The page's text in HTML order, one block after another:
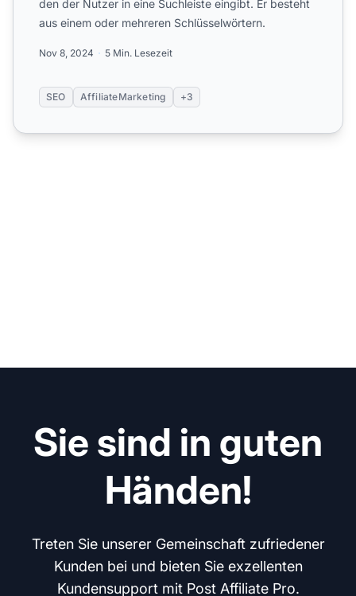
den der Nutzer in eine Suchleiste eingibt. Er besteht
aus einem oder mehreren Schlüsselwörtern.
Nov 8, 2024 5 Min. Lesezeit
SEO AffiliateMarketing +3
Sie sind in guten
Händen!
Treten Sie unserer Gemeinschaft zufriedener
Kunden bei und bieten Sie exzellenten
Kundensupport mit Post Affiliate Pro.